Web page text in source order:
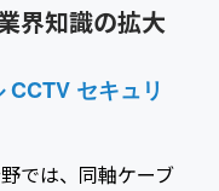
界知識の拡大
CCTV セキュリ
では、同軸ケーブ